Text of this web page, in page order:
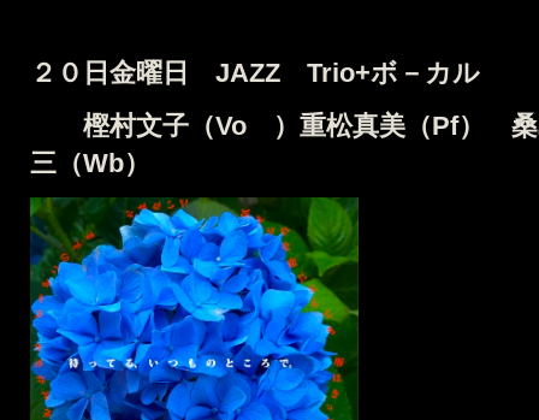
２０日金曜日 JAZZ Trio+ボ－カル
樫村文子（Vo ）重松真美（Pf）
三（Wb）